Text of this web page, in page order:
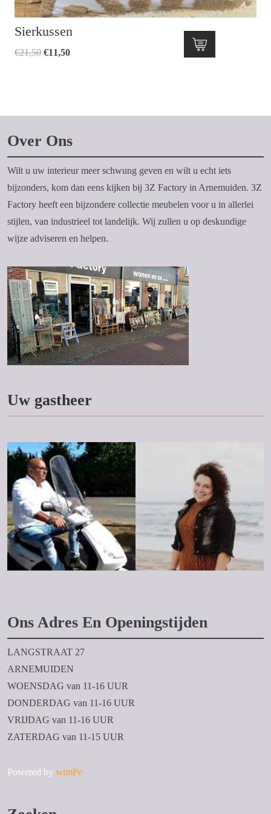
Sierkussen
€21,50 Oorspronkelijke
€11,50Huidige
Over Ons
Wilt u uw interieur meer schwung geven en wilt u echt iets
bijzonders, kom dan eens kijken bij 3Z Factory in Arnemuiden. 3Z
Factory heeft een bijzondere collectie meubelen voor u in allerlei
stijlen, van industrieel tot landelijk. Wij zullen u op deskundige
wijze adviseren en helpen.
Uw gastheer
Ons Adres En Openingstijden
LANGSTRAAT 27
ARNEMUIDEN
WOENSDAG van 11-16 UUR
DONDERDAG van 11-16 UUR
VRIJDAG van 11-16 UUR
ZATERDAG van 11-15 UUR
Powered by wimPe